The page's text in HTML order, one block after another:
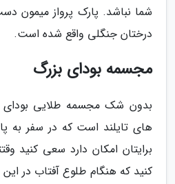
شما نباشد. پارک پرواز میمون
درختان جنگلی واقع شده است.
مجسمه بودای بزرگ
بدون شک مجسمه طلایی بودای
های تایلند است که در سفر به
برایتان امکان دارد سعی کنید
کنید که هنگام طلوع آفتاب در